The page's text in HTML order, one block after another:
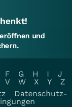
und
F G H I
J
V W X Y
Z
Datenschutz-